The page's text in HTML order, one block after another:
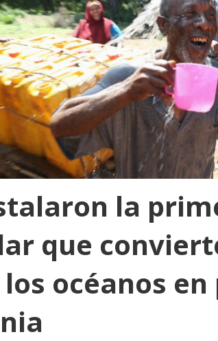
la
que
los océanos